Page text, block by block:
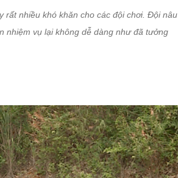
rất nhiều khó khăn cho các đội chơi. Đội nâu
nhiệm vụ lại không dễ dàng như đã tưởng